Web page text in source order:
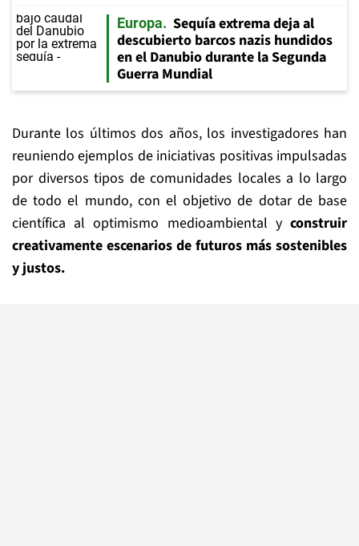
Europa
Sequía extrema deja al
descubierto barcos nazis hundidos
en el Danubio durante la Segunda
Guerra Mundial
Durante los últimos dos años, los investigadores han
reuniendo ejemplos de iniciativas positivas impulsadas
por diversos tipos de comunidades locales a lo largo
de todo el mundo, con el objetivo de dotar de base
científica al optimismo medioambiental y construir
creativamente escenarios de futuros más sostenibles
y justos.